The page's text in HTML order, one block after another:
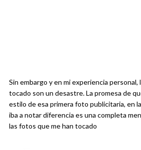
Sin embargo y en mi experiencia
tocado son un desastre. La promesa de
estilo de esa primera foto publicitaria, en
iba a notar diferencia es una completa
las fotos que me han tocado